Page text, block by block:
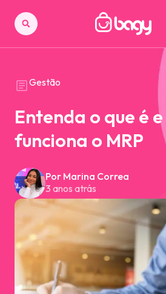
Gestão
Entenda o que é
funciona o MRP
Por Marina Correa
3 anos atrás